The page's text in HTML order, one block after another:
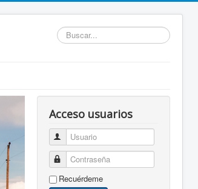
Buscar...
Acceso usuarios
Usuario
Contraseña
Recuérdeme